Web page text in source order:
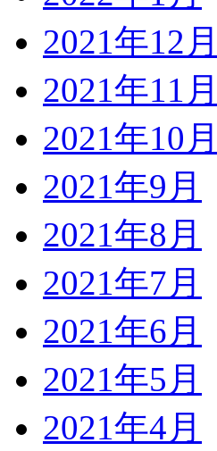
2021年12月
2021年11月
2021年10月
2021年9月
2021年8月
2021年7月
2021年6月
2021年5月
2021年4月